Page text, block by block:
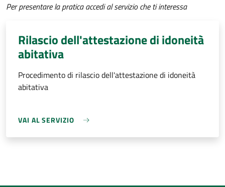
Per presentare la pratica accedi al servizio che ti interessa
Rilascio dell'attestazione di idoneità
abitativa
Procedimento di rilascio dell'attestazione di idoneità
abitativa
VAI AL SERVIZIO